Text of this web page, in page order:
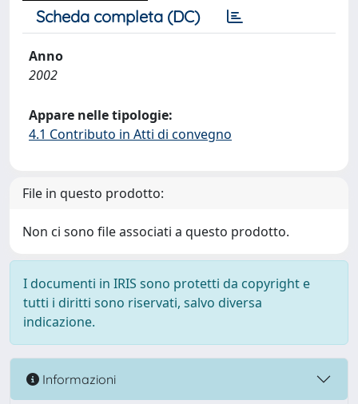
Scheda completa (DC)
Anno
2002
Appare nelle tipologie:
4.1 Contributo in Atti di convegno
File in questo prodotto:
Non ci sono file associati a questo prodotto.
I documenti in IRIS sono protetti da copyright e
tutti i diritti sono riservati, salvo diversa
indicazione.
Informazioni